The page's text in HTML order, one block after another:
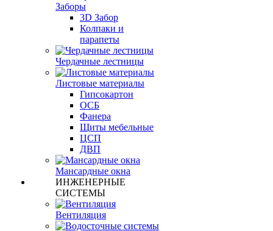
Заборы
3D Забор
Колпаки и
парапеты
Чердачные лестницы
Листовые материалы
Гипсокартон
ОСБ
Фанера
Щиты мебельные
ЦСП
ДВП
Мансардные окна
ИНЖЕНЕРНЫЕ
СИСТЕМЫ
Вентиляция